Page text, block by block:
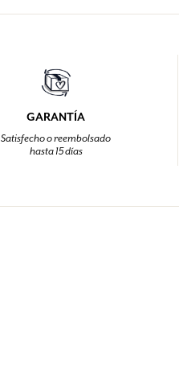
GARANTÍA
Satisfecho o reembolsado
hasta 15 días